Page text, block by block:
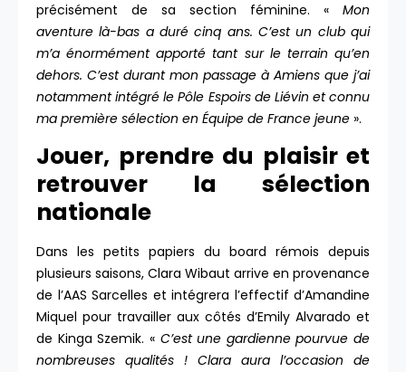
précisément de sa section féminine. « Mon
aventure là-bas a duré cinq ans. C’est un club qui
m’a énormément apporté tant sur le terrain qu’en
dehors. C’est durant mon passage à Amiens que j’ai
notamment intégré le Pôle Espoirs de Liévin et connu
ma première sélection en Équipe de France jeune ».
Jouer, prendre du plaisir et
retrouver la sélection
nationale
Dans les petits papiers du board rémois depuis
plusieurs saisons, Clara Wibaut arrive en provenance
de l’AAS Sarcelles et intégrera l’effectif d’Amandine
Miquel pour travailler aux côtés d’Emily Alvarado et
de Kinga Szemik. « C’est une gardienne pourvue de
nombreuses qualités ! Clara aura l’occasion de